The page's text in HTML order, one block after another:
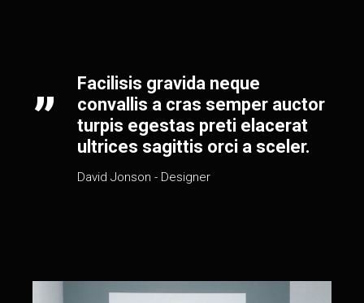
Facilisis gravida neque
convallis a cras semper auctor
turpis egestas preti elacerat
ultrices sagittis orci a sceler.
David Jonson - Designer